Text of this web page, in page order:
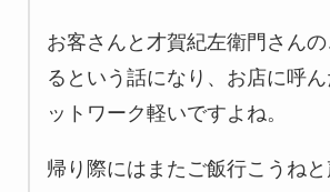
お客さんと才賀紀左衛門さん
るという話になり、お店に呼
ットワーク軽いですよね。
帰り際にはまたご飯行こうね